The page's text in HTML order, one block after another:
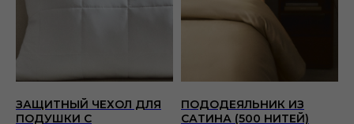
ЗАЩИТНЫЙ ЧЕХОЛ ДЛЯ
ПОДУШКИ С
ПОДОДЕЯЛЬНИК ИЗ
САТИНА (500 НИТЕЙ)